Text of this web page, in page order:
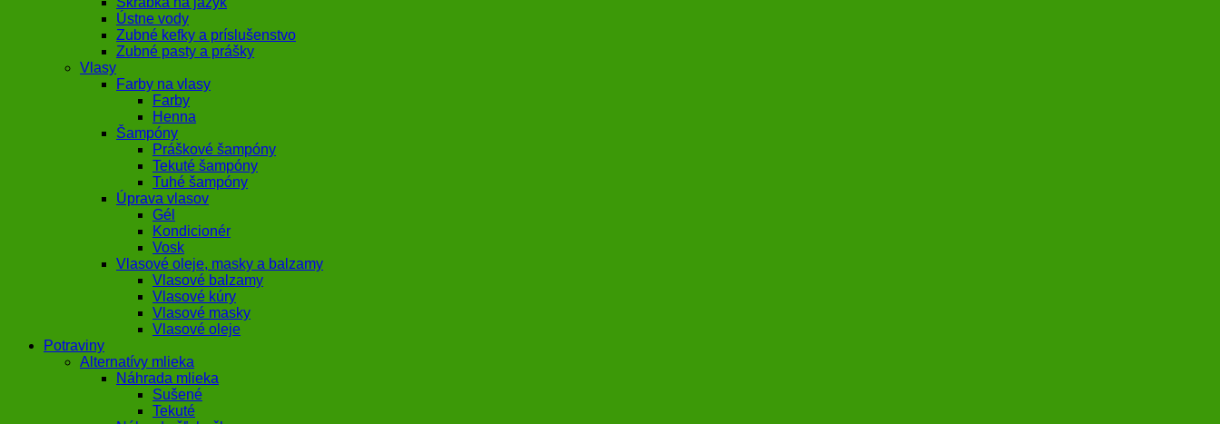
Ústne vody
Zubné kefky a príslušenstvo
Zubné pasty a prášky
Vlasy
Farby na vlasy
Farby
Henna
Šampóny
Práškové šampóny
Tekuté šampóny
Tuhé šampóny
Úprava vlasov
Gél
Kondicionér
Vosk
Vlasové oleje, masky a balzamy
Vlasové balzamy
Vlasové kúry
Vlasové masky
Vlasové oleje
Potraviny
Alternatívy mlieka
Náhrada mlieka
Sušené
Tekuté